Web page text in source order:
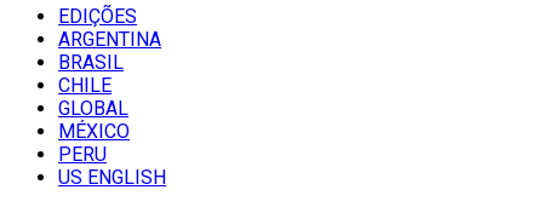
EDIÇÕES
ARGENTINA
BRASIL
CHILE
GLOBAL
MÉXICO
PERU
US ENGLISH